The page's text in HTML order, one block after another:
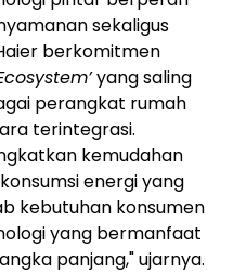
sekaligus
berkomitmen
yang saling
perangkat rumah
terintegrasi.
kemudahan
energi yang
kebutuhan konsumen
yang bermanfaat
panjang," ujarnya.